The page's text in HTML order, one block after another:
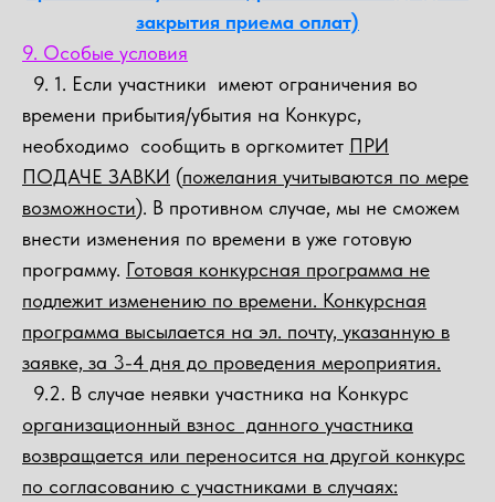
закрытия приема оплат)
9. Особые условия
9. 1. Если участники имеют ограничения во
времени прибытия/убытия на Конкурс,
необходимо сообщить в оргкомитет ПРИ
ПОДАЧЕ ЗАВКИ (пожелания учитываются по мере
возможности). В противном случае, мы не сможем
внести изменения по времени в уже готовую
программу. Готовая конкурсная программа не
подлежит изменению по времени. Конкурсная
программа высылается на эл. почту, указанную в
заявке, за 3-4 дня до проведения мероприятия.
9.2. В случае неявки участника на Конкурс
организационный взнос данного участника
возвращается или переносится на другой конкурс
по согласованию с участниками в случаях: